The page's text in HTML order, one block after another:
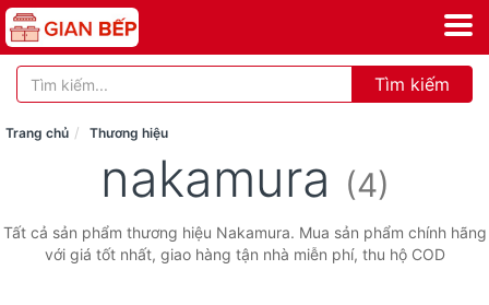
Tìm kiếm
Trang chủ Thương hiệu
nakamura (4)
Tất cả sản phẩm thương hiệu Nakamura. Mua sản phẩm chính hãng
với giá tốt nhất, giao hàng tận nhà miễn phí, thu hộ COD